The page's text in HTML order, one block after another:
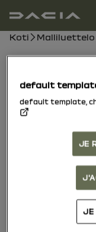
käyttöopas
Leipäpolku
Koti Malliluettelo
15/10/
default
default template,
JE
JE